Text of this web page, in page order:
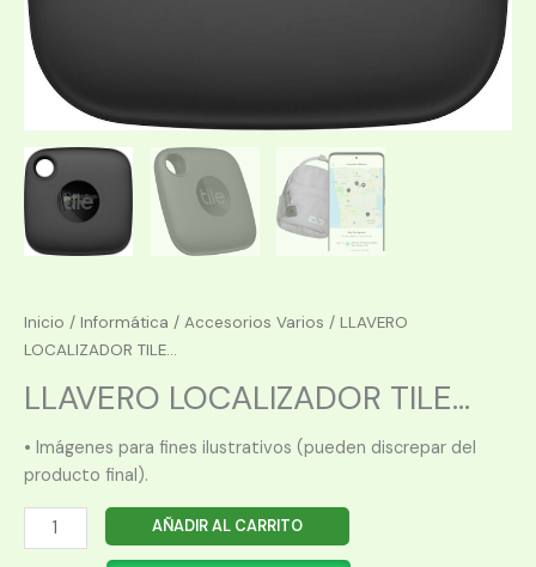
Inicio / Informática / Accesorios Varios / LLAVERO
LOCALIZADOR TILE...
LLAVERO LOCALIZADOR TILE...
• Imágenes para fines ilustrativos (pueden discrepar del
producto final).
LLAVERO
LOCALIZADOR
AÑADIR AL CARRITO